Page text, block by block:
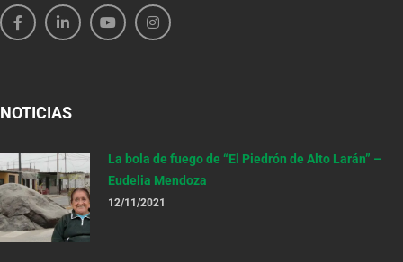
NOTICIAS
La bola de fuego de “El Piedrón de Alto Larán” –
Eudelia Mendoza
12/11/2021